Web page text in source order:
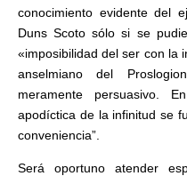
conocimiento evidente del
Duns Scoto sólo si se
«imposibilidad del ser con la
anselmiano del
meramente persuasivo.
apodíctica de la infinitud se
conveniencia”.
Será oportuno atender